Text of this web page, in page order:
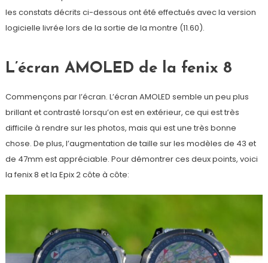
les constats décrits ci-dessous ont été effectués avec la version
logicielle livrée lors de la sortie de la montre (11.60).
L’écran AMOLED de la fenix 8
Commençons par l’écran. L’écran AMOLED semble un peu plus
brillant et contrasté lorsqu’on est en extérieur, ce qui est très
difficile à rendre sur les photos, mais qui est une très bonne
chose. De plus, l’augmentation de taille sur les modèles de 43 et
de 47mm est appréciable. Pour démontrer ces deux points, voici
la fenix 8 et la Epix 2 côte à côte: